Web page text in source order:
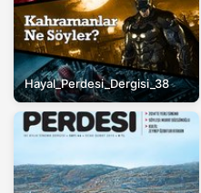
Hayal_Perdesi_Dergisi_38